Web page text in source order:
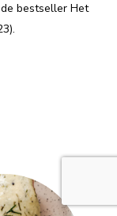
bestseller Het